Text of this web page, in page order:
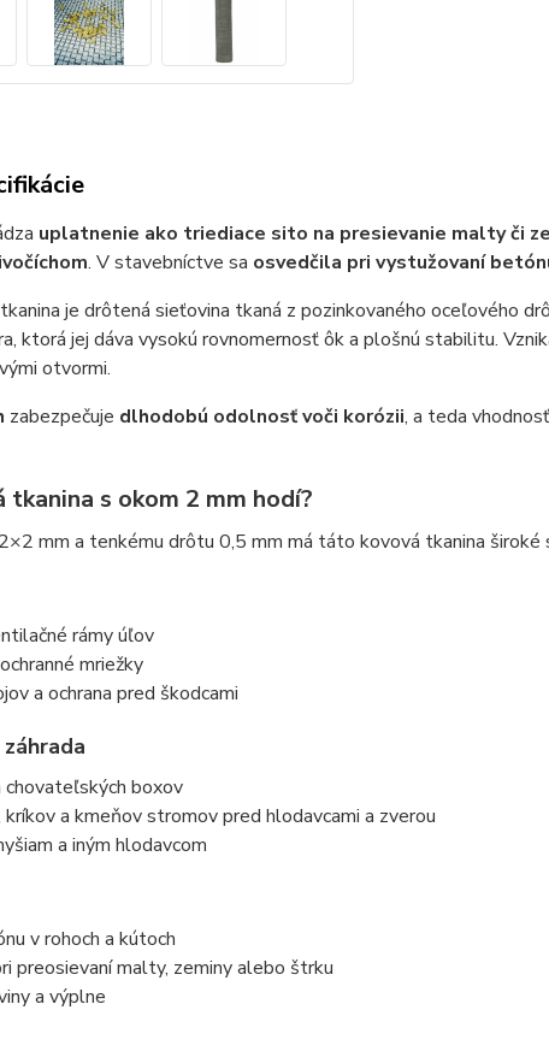
uplatnenie ako triediace sito na presievanie malty či
. V stavebníctve sa osvedčila pri vystužovaní
je drôtená sieťovina tkaná z pozinkovaného oceľového
ktorá jej dáva vysokú rovnomernosť ôk a plošnú stabilitu.
otvormi.
zabezpečuje dlhodobú odolnosť voči korózii, a teda
tkanina s okom 2 mm hodí?
mm a tenkému drôtu 0,5 mm má táto kovová tkanina široké
rámy úľov
mriežky
a ochrana pred škodcami
boxov
kríkov a kmeňov stromov pred hlodavcami a zverou
a iným hlodavcom
v rohoch a kútoch
preosievaní malty, zeminy alebo štrku
a výplne